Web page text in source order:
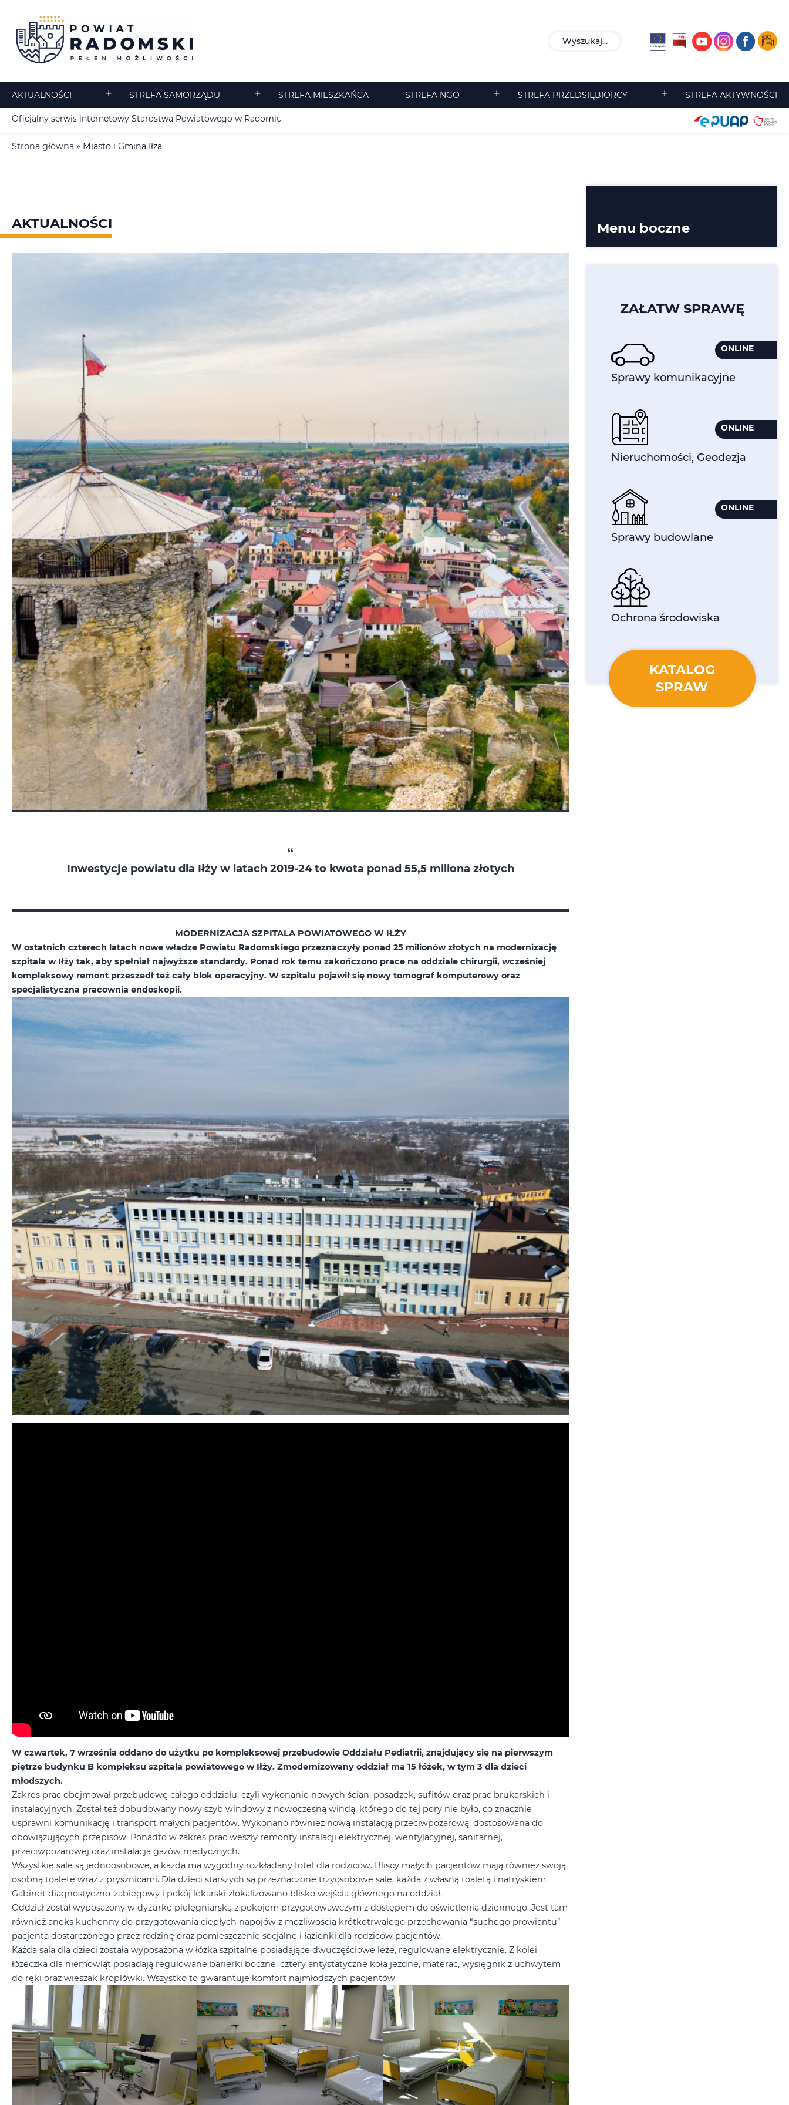
treści
Wyszukaj...
AKTUALNOŚCI STREFA SAMORZĄDU
Rozwiń
menu
STREFA MIESZKAŃCA
Rozwiń
menu
STREFA NGO STREFA PRZEDSIĘBIORCY
Rozwiń
menu
STREFA AKTYWNOŚCI
Rozwiń
menu
Oficjalny serwis internetowy Starostwa Powiatowego w Radomiu
Strona główna » Miasto i Gmina Iłża
AKTUALNOŚCI
Inwestycje powiatu dla Iłży w latach 2019-24 to kwota ponad 55,5 miliona złotych
MODERNIZACJA SZPITALA POWIATOWEGO W IŁŻY
W ostatnich czterech latach nowe władze Powiatu Radomskiego przeznaczyły ponad 25 milionów złotych na modernizację
szpitala w Iłży tak, aby spełniał najwyższe standardy. Ponad rok temu zakończono prace na oddziale chirurgii, wcześniej
kompleksowy remont przeszedł też cały blok operacyjny. W szpitalu pojawił się nowy tomograf komputerowy oraz
specjalistyczna pracownia endoskopii.
W czwartek, 7 września oddano do użytku po kompleksowej przebudowie Oddziału Pediatrii, znajdujący się na pierwszym
piętrze budynku B kompleksu szpitala powiatowego w Iłży. Zmodernizowany oddział ma 15 łóżek, w tym 3 dla dzieci
młodszych.
Zakres prac obejmował przebudowę całego oddziału, czyli wykonanie nowych ścian, posadzek, sufitów oraz prac brukarskich i
instalacyjnych. Został też dobudowany nowy szyb windowy z nowoczesną windą, którego do tej pory nie było, co znacznie
usprawni komunikację i transport małych pacjentów. Wykonano również nową instalacją przeciwpożarową, dostosowana do
obowiązujących przepisów. Ponadto w zakres prac weszły remonty instalacji elektrycznej, wentylacyjnej, sanitarnej,
przeciwpożarowej oraz instalacja gazów medycznych.
Wszystkie sale są jednoosobowe, a każda ma wygodny rozkładany fotel dla rodziców. Bliscy małych pacjentów mają również swoją
osobną toaletę wraz z prysznicami. Dla dzieci starszych są przeznaczone trzyosobowe sale, każda z własną toaletą i natryskiem.
Gabinet diagnostyczno-zabiegowy i pokój lekarski zlokalizowano blisko wejścia głównego na oddział.
Oddział został wyposażony w dyżurkę pielęgniarską z pokojem przygotowawczym z dostępem do oświetlenia dziennego. Jest tam
również aneks kuchenny do przygotowania ciepłych napojów z możliwością krótkotrwałego przechowania “suchego prowiantu”
pacjenta dostarczonego przez rodzinę oraz pomieszczenie socjalne i łazienki dla rodziców pacjentów.
Każda sala dla dzieci została wyposażona w łóżka szpitalne posiadające dwuczęściowe leże, regulowane elektrycznie. Z kolei
łóżeczka dla niemowląt posiadają regulowane barierki boczne, cztery antystatyczne koła jezdne, materac, wysięgnik z uchwytem
do ręki oraz wieszak kroplówki. Wszystko to gwarantuje komfort najmłodszych pacjentów.
Menu boczne
ZAŁATW SPRAWĘ
ONLINE
Sprawy komunikacyjne
ONLINE
Nieruchomości, Geodezja
ONLINE
Sprawy budowlane
Ochrona środowiska
KATALOG
SPRAW